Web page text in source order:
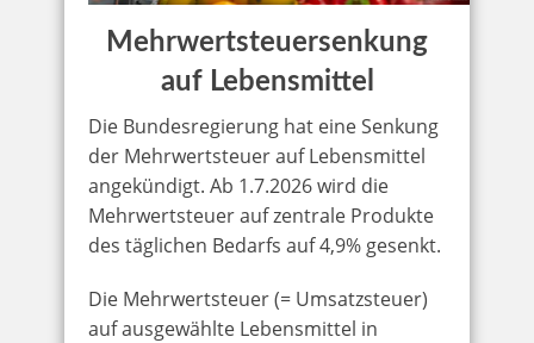
Mehrwertsteuersenkung
auf Lebensmittel
Die Bundesregierung hat eine Senkung
der Mehrwertsteuer auf Lebensmittel
angekündigt. Ab 1.7.2026 wird die
Mehrwertsteuer auf zentrale Produkte
des täglichen Bedarfs auf 4,9% gesenkt.
Die Mehrwertsteuer (= Umsatzsteuer)
auf ausgewählte Lebensmittel in